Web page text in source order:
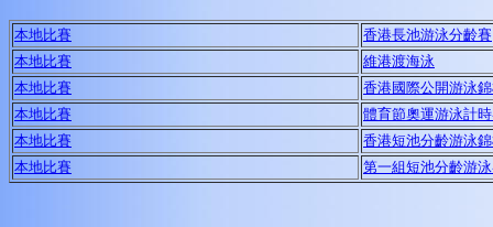
本地比賽
香港長池游泳分齡賽
本地比賽
維港渡海泳
本地比賽
香港國際公開游泳
本地比賽
體育節奧運游泳計
本地比賽
香港短池分齡游泳
本地比賽
第一組短池分齡游